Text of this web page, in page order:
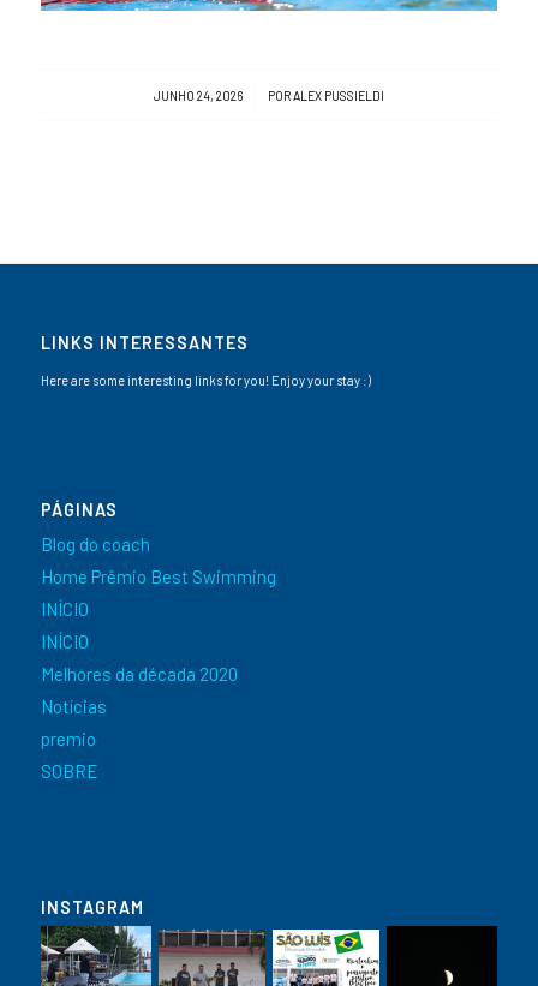
JUNHO 24, 2026
/ PORALEX PUSSIELDI
LINKS INTERESSANTES
Here are some interesting links for you! Enjoy your stay :)
PÁGINAS
Blog do coach
Home Prêmio Best Swimming
INÍCIO
INÍCIO
Melhores da década 2020
Notícias
premio
SOBRE
INSTAGRAM